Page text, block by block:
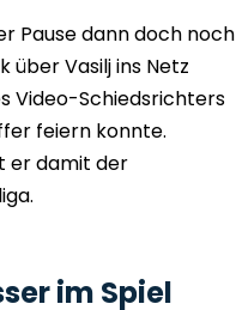
Pause dann doch noch
über Vasilj ins Netz
Video-Schiedsrichters
feiern konnte.
er damit der
im Spiel